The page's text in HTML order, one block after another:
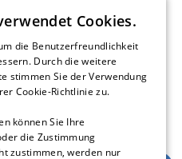
Cookies.
die Benutzerfreundlichkeit
Durch die weitere
stimmen Sie der Verwendung
Cookie-Richtlinie zu.
können Sie Ihre
die Zustimmung
zustimmen, werden nur